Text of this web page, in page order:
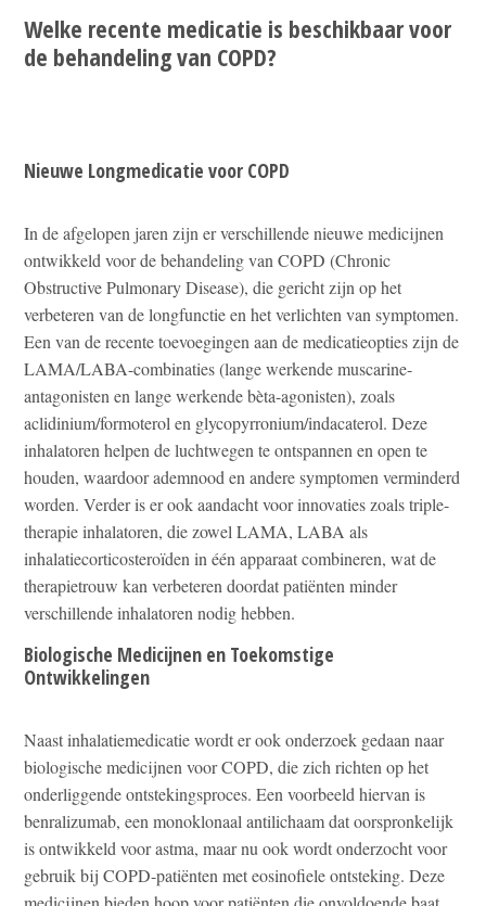
Welke recente medicatie is beschikbaar voor
de behandeling van COPD?
Nieuwe Longmedicatie voor COPD
In de afgelopen jaren zijn er verschillende nieuwe medicijnen
ontwikkeld voor de behandeling van COPD (Chronic
Obstructive Pulmonary Disease), die gericht zijn op het
verbeteren van de longfunctie en het verlichten van symptomen.
Een van de recente toevoegingen aan de medicatieopties zijn de
LAMA/LABA-combinaties (lange werkende muscarine-
antagonisten en lange werkende bèta-agonisten), zoals
aclidinium/formoterol en glycopyrronium/indacaterol. Deze
inhalatoren helpen de luchtwegen te ontspannen en open te
houden, waardoor ademnood en andere symptomen verminderd
worden. Verder is er ook aandacht voor innovaties zoals triple-
therapie inhalatoren, die zowel LAMA, LABA als
inhalatiecorticosteroïden in één apparaat combineren, wat de
therapietrouw kan verbeteren doordat patiënten minder
verschillende inhalatoren nodig hebben.
Biologische Medicijnen en Toekomstige
Ontwikkelingen
Naast inhalatiemedicatie wordt er ook onderzoek gedaan naar
biologische medicijnen voor COPD, die zich richten op het
onderliggende ontstekingsproces. Een voorbeeld hiervan is
benralizumab, een monoklonaal antilichaam dat oorspronkelijk
is ontwikkeld voor astma, maar nu ook wordt onderzocht voor
gebruik bij COPD-patiënten met eosinofiele ontsteking. Deze